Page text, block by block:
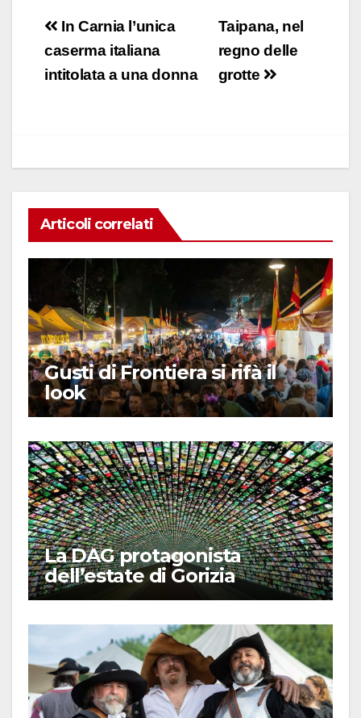
c
e
b
at
s
A
k
dI
ail n
di
vi
Navigazione
articoli
Taipana, nel
regno delle
grotte
In Carnia l’unica
caserma italiana
intitolata a una donna
Articoli correlati
Gusti di Frontiera si rifà il
look
La DAG protagonista
dell’estate di Gorizia